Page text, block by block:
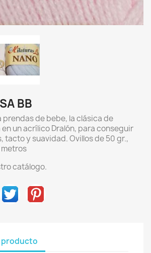
BB
prendas de bebe, la clásica de
un acrílico Dralón, para conseguir
tacto y suavidad. Ovillos de 50 gr.,
catálogo.
producto